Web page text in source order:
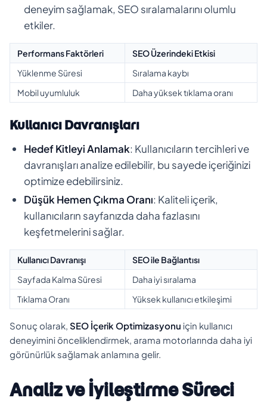
deneyim sağlamak, SEO sıralamalarını olumlu
etkiler.
Performans Faktörleri
SEO Üzerindeki Etkisi
Yüklenme Süresi
Sıralama kaybı
Mobil uyumluluk
Daha yüksek tıklama oranı
Kullanıcı Davranışları
Hedef Kitleyi Anlamak: Kullanıcıların tercihleri ve
davranışları analize edilebilir, bu sayede içeriğinizi
optimize edebilirsiniz.
Düşük Hemen Çıkma Oranı: Kaliteli içerik,
kullanıcıların sayfanızda daha fazlasını
keşfetmelerini sağlar.
Kullanıcı Davranışı
SEO ile Bağlantısı
Sayfada Kalma Süresi
Daha iyi sıralama
Tıklama Oranı
Yüksek kullanıcı etkileşimi
Sonuç olarak, SEO İçerik Optimizasyonu için kullanıcı
deneyimini önceliklendirmek, arama motorlarında daha iyi
görünürlük sağlamak anlamına gelir.
Analiz ve İyileştirme Süreci